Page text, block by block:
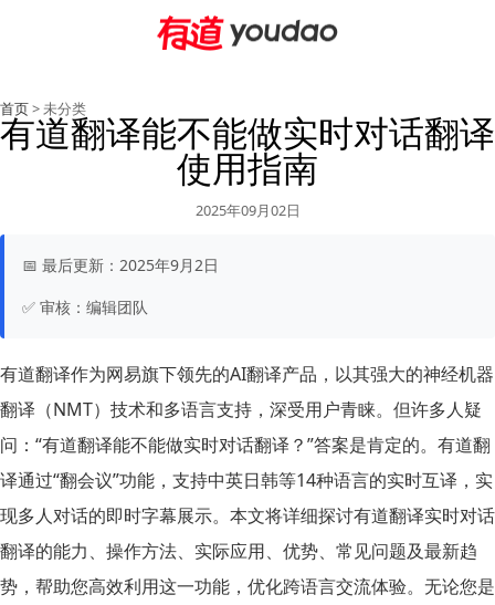
首页> 未分类
有道翻译能不能做实时对话翻译
使用指南
2025年09月02日
📅 最后更新： 2025年9月2日
✅ 审核： 编辑团队
有道翻译作为网易旗下领先的AI翻译产品，以其强大的神经机器
翻译（NMT）技术和多语言支持，深受用户青睐。但许多人疑
问：“有道翻译能不能做实时对话翻译？”答案是肯定的。有道翻
译通过“翻会议”功能，支持中英日韩等14种语言的实时互译，实
现多人对话的即时字幕展示。本文将详细探讨有道翻译实时对话
翻译的能力、操作方法、实际应用、优势、常见问题及最新趋
势，帮助您高效利用这一功能，优化跨语言交流体验。无论您是